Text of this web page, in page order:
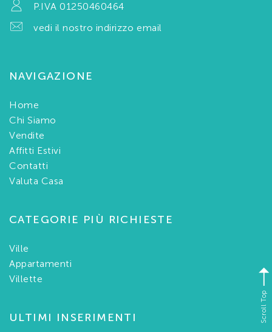
P.IVA 01250460464
vedi il nostro indirizzo email
NAVIGAZIONE
Home
Chi Siamo
Vendite
Affitti Estivi
Contatti
Valuta Casa
CATEGORIE PIÙ RICHIESTE
Ville
Appartamenti
Villette
ULTIMI INSERIMENTI Scroll Top